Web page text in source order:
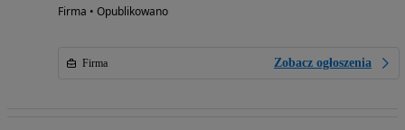
Firma • Opublikowano
Firma Zobacz ogłoszenia